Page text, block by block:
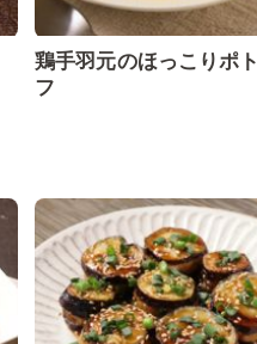
鶏手羽元のほっこりポト
フ